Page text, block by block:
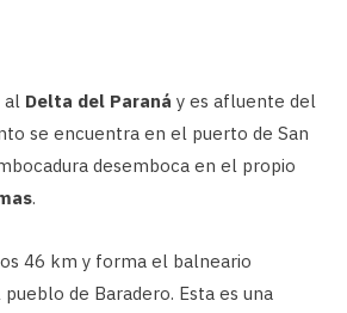
al Delta del Paraná y es afluente del
se encuentra en el puerto de San
desemboca en el propio
.
46 km y forma el balneario
de Baradero. Esta es una